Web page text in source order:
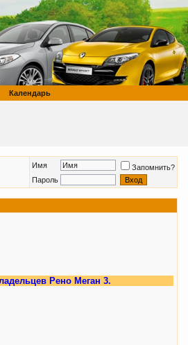
Календарь
Имя
Запомнить?
Пароль
Рено Меган 3.